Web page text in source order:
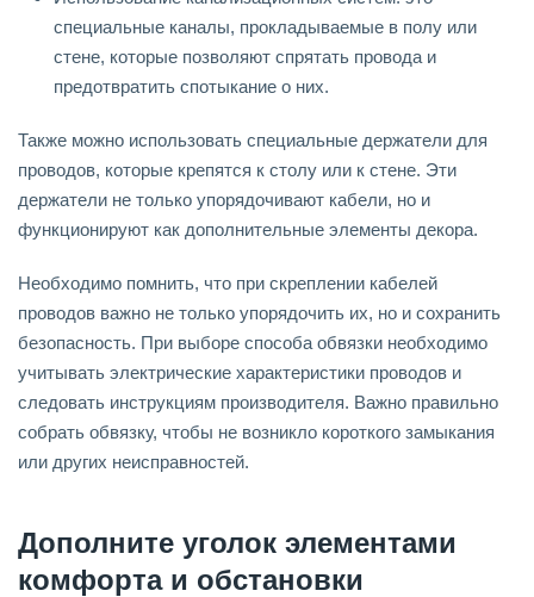
специальные каналы, прокладываемые в полу или
стене, которые позволяют спрятать провода и
предотвратить спотыкание о них.
Также можно использовать специальные держатели для
проводов, которые крепятся к столу или к стене. Эти
держатели не только упорядочивают кабели, но и
функционируют как дополнительные элементы декора.
Необходимо помнить, что при скреплении кабелей
проводов важно не только упорядочить их, но и сохранить
безопасность. При выборе способа обвязки необходимо
учитывать электрические характеристики проводов и
следовать инструкциям производителя. Важно правильно
собрать обвязку, чтобы не возникло короткого замыкания
или других неисправностей.
Дополните уголок элементами
комфорта и обстановки